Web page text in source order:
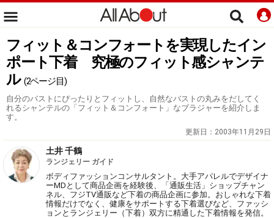
フィット＆コンフォートを実現したイン
ポート下着 究極のフィット感シャンテ
ル (2ページ目)
自分のバストにぴったりとフィットし、自然なバストの丸みをだしてく
れるシャンテルの「フィット＆コンフォート」なブラジャーを紹介しま
す。
更新日： 2003年11月29日
土井 千鶴
ランジェリー ガイド
ボディファッションコンサルタント。大手アパレルでデザイナ
ーMDとして商品企画を経験後、「通販生活」ショップチャン
ネル、フジTV通販など下着の商品企画に参加。おしゃれな下着
情報だけでなく、健康をサポートする下着選びなど、ファッシ
ョンとランジェリー（下着）双方に精通した下着情報を発信。